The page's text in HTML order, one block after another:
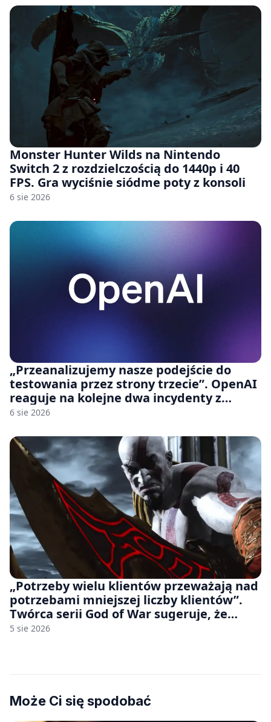
Monster Hunter Wilds na Nintendo
Switch 2 z rozdzielczością do 1440p i 40
FPS. Gra wyciśnie siódme poty z konsoli
6 sie 2026
„Przeanalizujemy nasze podejście do
testowania przez strony trzecie”. OpenAI
reaguje na kolejne dwa incydenty z
udziałem autorskich modeli
6 sie 2026
„Potrzeby wielu klientów przeważają nad
potrzebami mniejszej liczby klientów”.
Twórca serii God of War sugeruje, że
rozumie, dlaczego Sony rezygnuje z gier
5 sie 2026
Może Ci się spodobać